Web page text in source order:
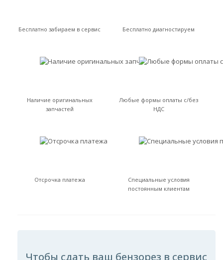
Бесплатно забираем в сервис Бесплатно диагностируем
Наличие оригинальных
запчастей
Любые формы оплаты с/без
НДС
Отсрочка платежа
Специальные условия
постоянным клиентам
Чтобы сдать ваш бензорез в сервис